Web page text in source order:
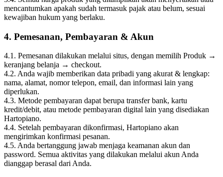
mencantumkan apakah sudah termasuk pajak atau belum, sesuai
kewajiban hukum yang berlaku.
4. Pemesanan, Pembayaran & Akun
4.1. Pemesanan dilakukan melalui situs, dengan memilih Produk →
keranjang belanja → checkout.
4.2. Anda wajib memberikan data pribadi yang akurat & lengkap:
nama, alamat, nomor telepon, email, dan informasi lain yang
diperlukan.
4.3. Metode pembayaran dapat berupa transfer bank, kartu
kredit/debit, atau metode pembayaran digital lain yang disediakan
Hartopiano.
4.4. Setelah pembayaran dikonfirmasi, Hartopiano akan
mengirimkan konfirmasi pesanan.
4.5. Anda bertanggung jawab menjaga keamanan akun dan
password. Semua aktivitas yang dilakukan melalui akun Anda
dianggap berasal dari Anda.